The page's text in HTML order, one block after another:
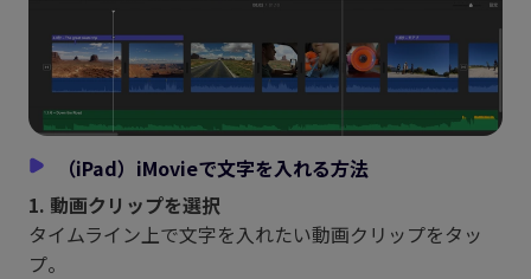
（iPad）iMovieで文字を入れる方法
1. 動画クリップを選択
タイムライン上で文字を入れたい動画クリップをタッ
プ。